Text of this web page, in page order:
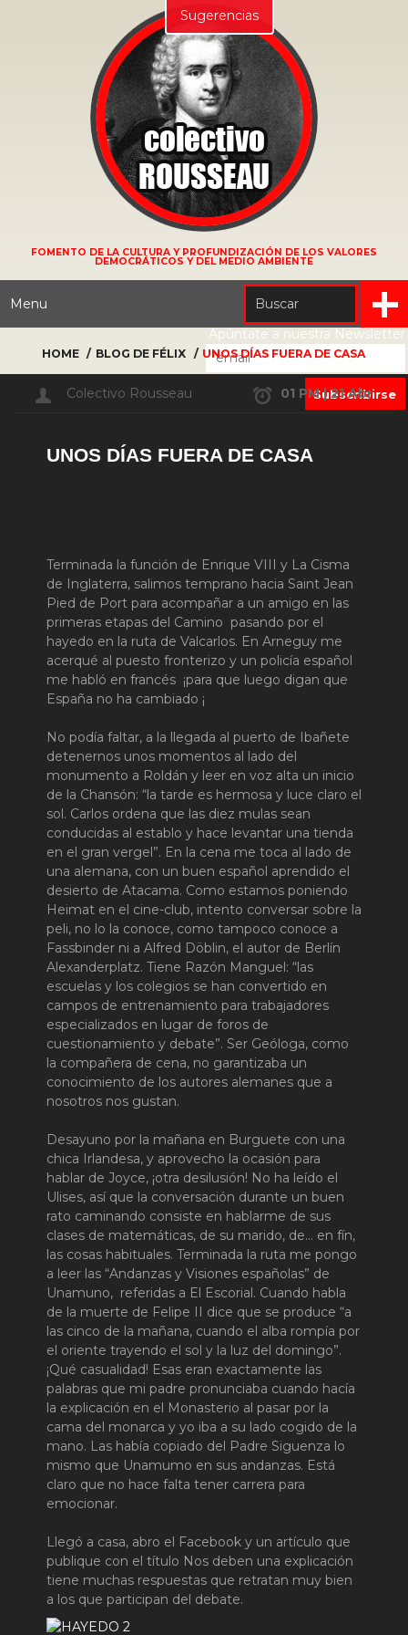
FOMENTO DE LA CULTURA Y PROFUNDIZACIÓN DE LOS VALORES
DEMOCRÁTICOS Y DEL MEDIO AMBIENTE
Menu
Apúntate a nuestra Newsletter
HOME BLOG DE FÉLIX UNOS DÍAS FUERA DE CASA
Colectivo Rousseau 01 PM | 21 Abr
UNOS DÍAS FUERA DE CASA
Terminada la función de Enrique VIII y La Cisma
de Inglaterra, salimos temprano hacia Saint Jean
Pied de Port para acompañar a un amigo en las
primeras etapas del Camino pasando por el
hayedo en la ruta de Valcarlos. En Arneguy me
acerqué al puesto fronterizo y un policía español
me habló en francés ¡para que luego digan que
España no ha cambiado ¡
No podía faltar, a la llegada al puerto de Ibañete
detenernos unos momentos al lado del
monumento a Roldán y leer en voz alta un inicio
de la Chansón: “la tarde es hermosa y luce claro el
sol. Carlos ordena que las diez mulas sean
conducidas al establo y hace levantar una tienda
en el gran vergel”. En la cena me toca al lado de
una alemana, con un buen español aprendido el
desierto de Atacama. Como estamos poniendo
Heimat en el cine-club, intento conversar sobre la
peli, no lo la conoce, como tampoco conoce a
Fassbinder ni a Alfred Döblin, el autor de Berlín
Alexanderplatz. Tiene Razón Manguel: “las
escuelas y los colegios se han convertido en
campos de entrenamiento para trabajadores
especializados en lugar de foros de
cuestionamiento y debate”. Ser Geóloga, como
la compañera de cena, no garantizaba un
conocimiento de los autores alemanes que a
nosotros nos gustan.
Desayuno por la mañana en Burguete con una
chica Irlandesa, y aprovecho la ocasión para
hablar de Joyce, ¡otra desilusión! No ha leído el
Ulises, así que la conversación durante un buen
rato caminando consiste en hablarme de sus
clases de matemáticas, de su marido, de… en fín,
las cosas habituales. Terminada la ruta me pongo
a leer las “Andanzas y Visiones españolas” de
Unamuno, referidas a El Escorial. Cuando habla
de la muerte de Felipe II dice que se produce “a
las cinco de la mañana, cuando el alba rompía por
el oriente trayendo el sol y la luz del domingo”.
¡Qué casualidad! Esas eran exactamente las
palabras que mi padre pronunciaba cuando hacía
la explicación en el Monasterio al pasar por la
cama del monarca y yo iba a su lado cogido de la
mano. Las había copiado del Padre Siguenza lo
mismo que Unamumo en sus andanzas. Está
claro que no hace falta tener carrera para
emocionar.
Llegó a casa, abro el Facebook y un artículo que
publique con el título Nos deben una explicación
tiene muchas respuestas que retratan muy bien
a los que participan del debate.
Sugerencias